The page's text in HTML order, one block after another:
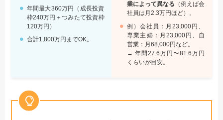
年間最大360万円（成長投資
枠240万円＋つみたて投資枠
120万円）
合計1,800万円までOK。
業によって異なる （例えば会
社員は月2.3万円ほど）。
例）会社員：月23,000円、
専業主婦：月23,000円、自
営業：月68,000円など。
→ 年間27.6万円〜81.6万円
くらいが目安。